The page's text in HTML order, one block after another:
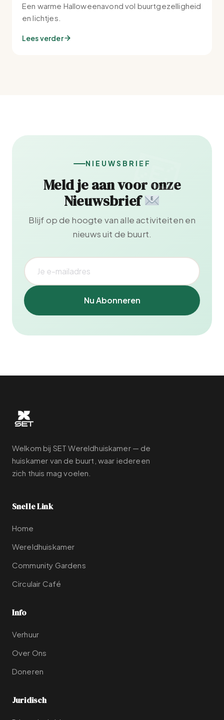
Een warme Halloweenavond vol buurtgezelligheid
en lichtjes.
Lees verder
NIEUWSBRIEF
Meld je aan voor onze
Nieuwsbrief
Blijf op de hoogte van alle activiteiten en
nieuws uit de buurt.
Nu Abonneren
Welkom bij SET Wereldhuiskamer — de
huiskamer van de buurt, waar iedereen
zich thuis mag voelen.
Snelle Link
Home
Wereldhuiskamer
Community Gardens
Circulair Café
Info
Verhuur
Over Ons
Doneren
Juridisch